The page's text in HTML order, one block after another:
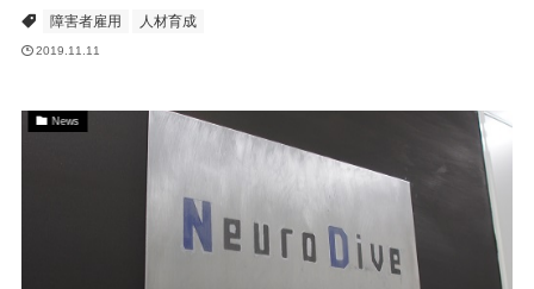
障害者雇用 人材育成
2019.11.11
News